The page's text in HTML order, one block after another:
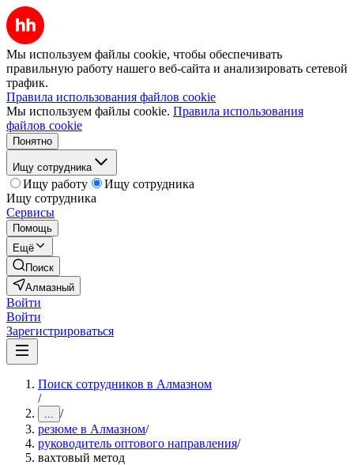
Мы используем файлы cookie, чтобы обеспечивать
правильную работу нашего веб-сайта и анализировать сетевой
трафик.
Правила использования файлов cookie
Мы используем файлы cookie. Правила использования
файлов cookie
Понятно
Ищу сотрудника
Ищу работу
Ищу сотрудника
Ищу сотрудника
Сервисы
Помощь
Ещё
Поиск
Алмазный
Войти
Войти
Зарегистрироваться
Поиск сотрудников в Алмазном
/
... /
резюме в Алмазном/
руководитель оптового направления/
вахтовый метод